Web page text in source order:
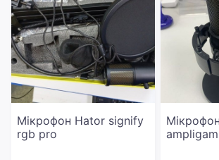
Мікрофон Hator signify
rgb pro